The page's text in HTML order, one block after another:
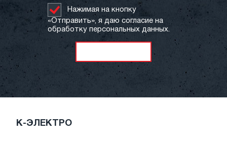
Нажимая на кнопку
«Отправить», я даю согласие на
обработку персональных данных.
К-ЭЛЕКТРО